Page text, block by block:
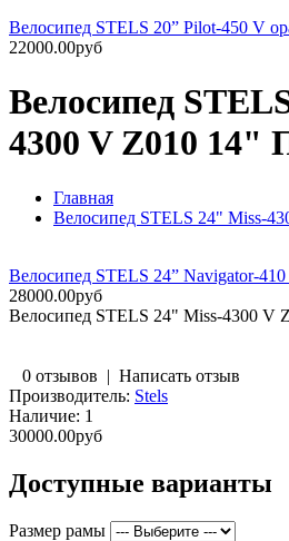
Велосипед STELS 20” Pilot-450 V
22000.00руб
Велосипед
4300 V Z010 14"
Главная
Велосипед STELS 24" Miss-
Велосипед STELS 24” Navigator-
28000.00руб
Велосипед STELS 24" Miss-4300 V
0 отзывов | Написать отзыв
Производитель: Stels
Наличие: 1
30000.00руб
Доступные варианты
Размер рамы